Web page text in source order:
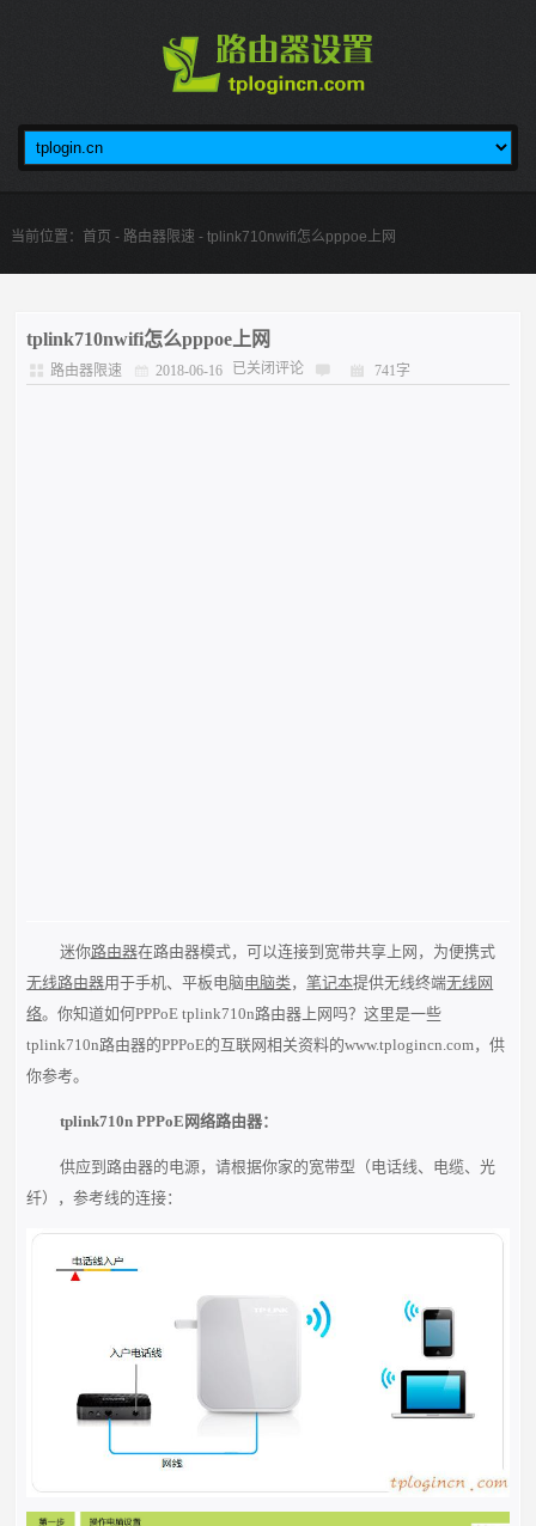
当前位置： 首页 - 路由器限速 - tplink710nwifi怎么pppoe上网
tplink710nwifi怎么pppoe上网
路由器限速 2018-06-16 已关闭评论 741字
迷你路由器在路由器模式，可以连接到宽带共享上网，为便携式
无线路由器用于手机、平板电脑电脑类 ，笔记本提供无线终端无线网
络。你知道如何PPPoE tplink710n路由器上网吗？这里是一些
tplink710n路由器的PPPoE的互联网相关资料的www.tplogincn.com，供
你参考。
tplink710n PPPoE网络路由器：
供应到路由器的电源，请根据你家的宽带型（电话线、电缆、光
纤），参考线的连接：